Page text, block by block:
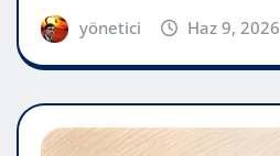
yönetici Haz 9, 2026